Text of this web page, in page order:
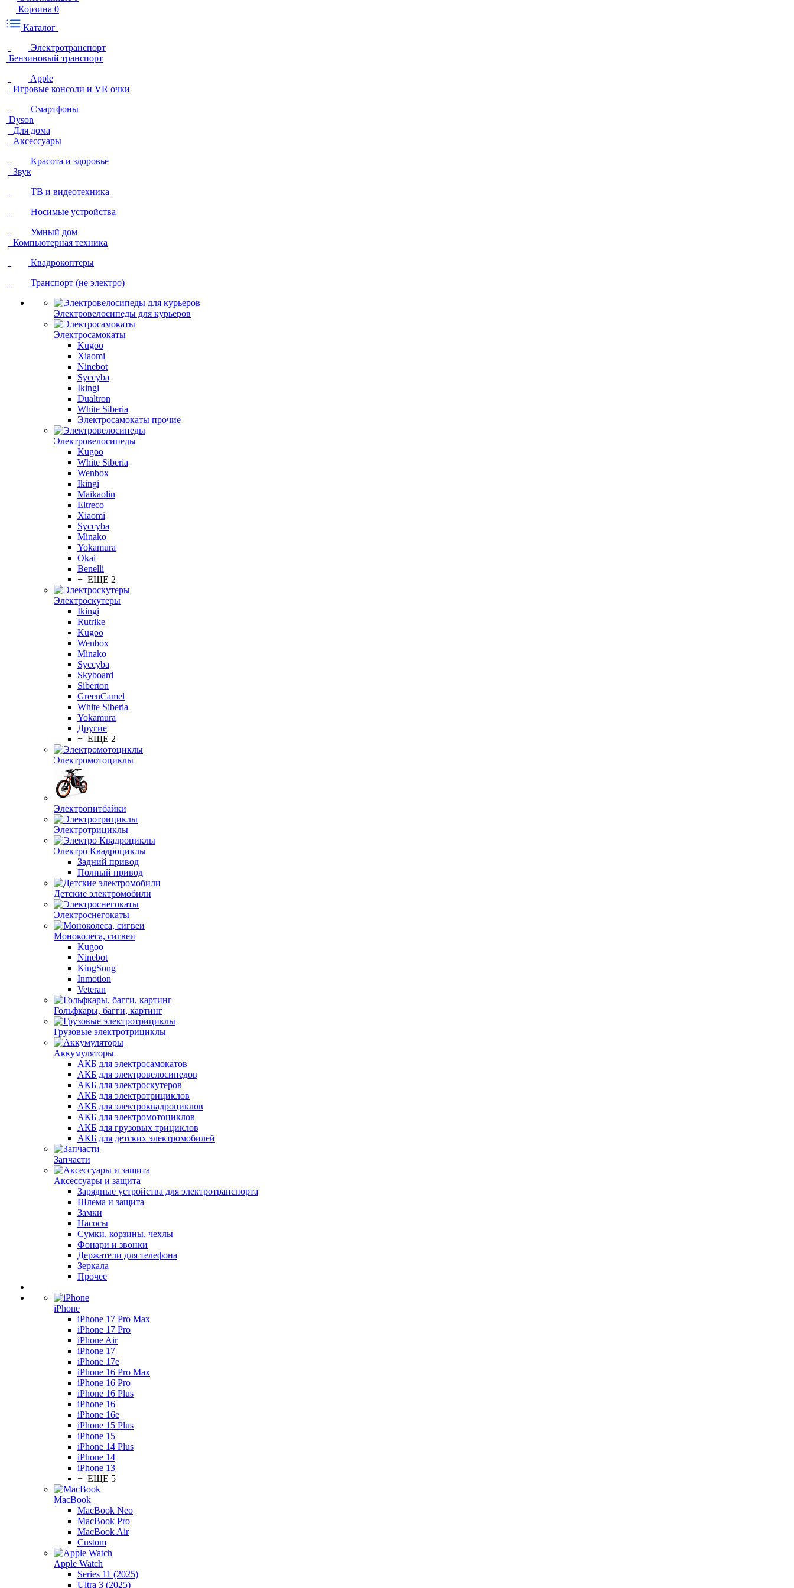
Корзина 0
Каталог
Электротранспорт
Бензиновый транспорт
Apple
Игровые консоли и VR очки
Смартфоны
Dyson
Для дома
Аксессуары
Красота и здоровье
Звук
ТВ и видеотехника
Носимые устройства
Умный дом
Компьютерная техника
Квадрокоптеры
Транспорт (не электро)
Электровелосипеды для курьеров
Электросамокаты
Kugoo
Xiaomi
Ninebot
Syccyba
Ikingi
Dualtron
White Siberia
Электросамокаты прочие
Электровелосипеды
Kugoo
White Siberia
Wenbox
Ikingi
Maikaolin
Eltreco
Xiaomi
Syccyba
Minako
Yokamura
Okai
Benelli
+ ЕЩЕ 2
Электроскутеры
Ikingi
Rutrike
Kugoo
Wenbox
Minako
Syccyba
Skyboard
Siberton
GreenCamel
White Siberia
Yokamura
Другие
+ ЕЩЕ 2
Электромотоциклы
Электропитбайки
Электротрициклы
Электро Квадроциклы
Задний привод
Полный привод
Детские электромобили
Электроснегокаты
Моноколеса, сигвеи
Kugoo
Ninebot
KingSong
Inmotion
Veteran
Гольфкары, багги, картинг
Грузовые электротрициклы
Аккумуляторы
АКБ для электросамокатов
АКБ для электровелосипедов
АКБ для электроскутеров
АКБ для электротрициклов
АКБ для электроквадроциклов
АКБ для электромотоциклов
АКБ для грузовых трициклов
АКБ для детских электромобилей
Запчасти
Аксессуары и защита
Зарядные устройства для электротранспорта
Шлема и защита
Замки
Насосы
Сумки, корзины, чехлы
Фонари и звонки
Держатели для телефона
Зеркала
Прочее
iPhone
iPhone 17 Pro Max
iPhone 17 Pro
iPhone Air
iPhone 17
iPhone 17e
iPhone 16 Pro Max
iPhone 16 Pro
iPhone 16 Plus
iPhone 16
iPhone 16e
iPhone 15 Plus
iPhone 15
iPhone 14 Plus
iPhone 14
iPhone 13
+ ЕЩЕ 5
MacBook
MacBook Neo
MacBook Pro
MacBook Air
Custom
Apple Watch
Series 11 (2025)
Ultra 3 (2025)